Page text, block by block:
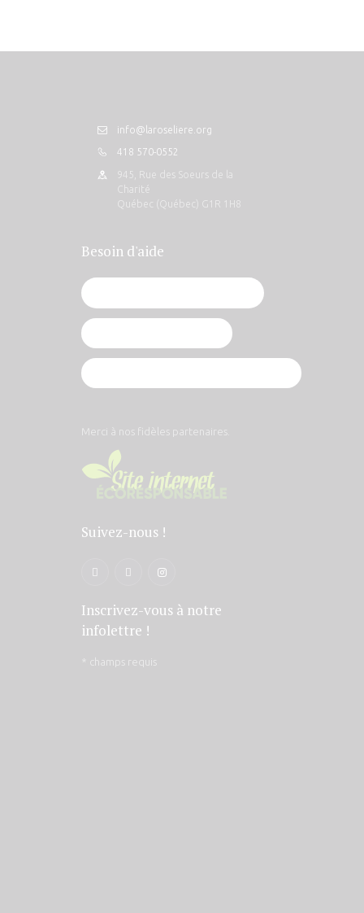
info@laroseliere.org
418 570-0552
945, Rue des Soeurs de la
Charité
Québec (Québec) G1R 1H8
Besoin d'aide
Merci à nos fidèles partenaires.
Suivez-nous !
Inscrivez-vous à notre
infolettre !
* champs requis